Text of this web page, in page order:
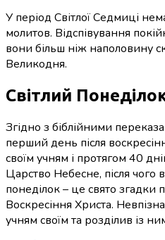
У період Світлої Седмиці
молитов. Відспівування
вони більш ніж наполовину
Великодня.
Світлий
Згідно з біблійними
перший день після
своїм учням і протягом 40
Царство Небесне, після чого
понеділок – це свято згадки
Воскресіння Христа.
учням своїм та розділив із